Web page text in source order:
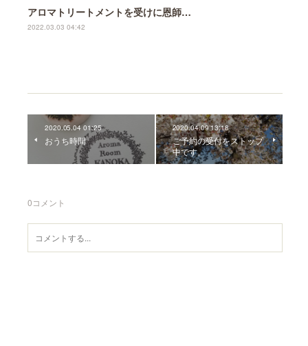
アロマトリートメントを受けに恩師のもとへ♪
2022.03.03 04:42
2020.05.04 01:25
おうち時間
2020.04.09 13:18
ご予約の受付をストップ
中です。
0コメント